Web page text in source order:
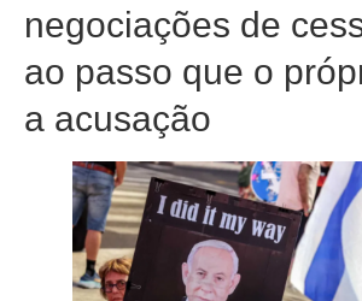
negociações de
ao passo que o
a acusação